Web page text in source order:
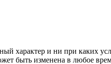
характер и ни при каких
быть изменена в любое